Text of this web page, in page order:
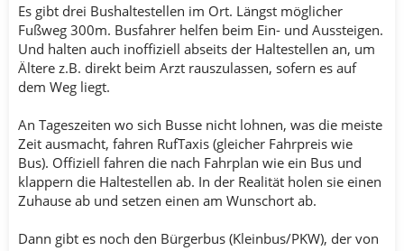
Es gibt drei Bushaltestellen im Ort. Längst möglicher
Fußweg 300m. Busfahrer helfen beim Ein- und Aussteigen.
Und halten auch inoffiziell abseits der Haltestellen an, um
Ältere z.B. direkt beim Arzt rauszulassen, sofern es auf
dem Weg liegt.
An Tageszeiten wo sich Busse nicht lohnen, was die meiste
Zeit ausmacht, fahren RufTaxis (gleicher Fahrpreis wie
Bus). Offiziell fahren die nach Fahrplan wie ein Bus und
klappern die Haltestellen ab. In der Realität holen sie einen
Zuhause ab und setzen einen am Wunschort ab.
Dann gibt es noch den Bürgerbus (Kleinbus/PKW), der von